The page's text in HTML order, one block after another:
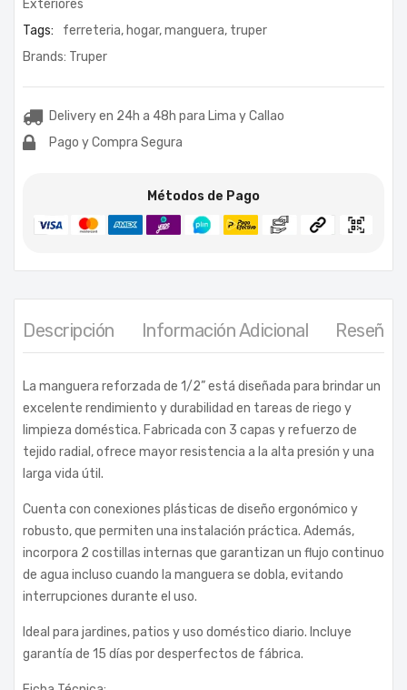
Exteriores
Tags:
ferreteria, hogar,manguera, truper
Brands: Truper
Delivery en 24h a 48h para Lima y Callao
Pago y Compra Segura
Métodos de Pago
Descripción Información Adicional Reseñas
La manguera reforzada de 1/2” está diseñada para brindar un
excelente rendimiento y durabilidad en tareas de riego y
limpieza doméstica. Fabricada con 3 capas y refuerzo de
tejido radial, ofrece mayor resistencia a la alta presión y una
larga vida útil.
Cuenta con conexiones plásticas de diseño ergonómico y
robusto, que permiten una instalación práctica. Además,
incorpora 2 costillas internas que garantizan un flujo continuo
de agua incluso cuando la manguera se dobla, evitando
interrupciones durante el uso.
Ideal para jardines, patios y uso doméstico diario. Incluye
garantía de 15 días por desperfectos de fábrica.